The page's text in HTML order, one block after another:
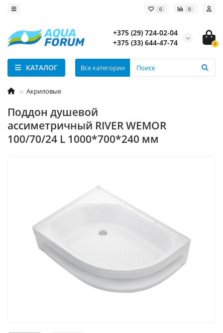
0 0
+375 (29) 724-02-04
+375 (33) 644-47-74
0
КАТАЛОГ Все категории
Акриловые
Поддон душевой
ассиметричный RIVER WEMOR
100/70/24 L 1000*700*240 мм